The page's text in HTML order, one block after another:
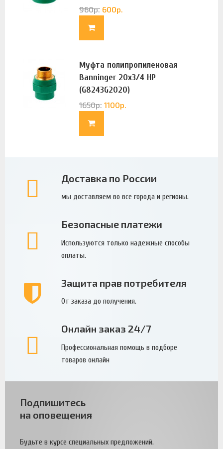
960р. 600р.
Муфта полипропиленовая
Banninger 20х3/4 НР
(G8243G2020)
1650р. 1100р.
Доставка по России
мы доставляем во все города и регионы.
Безопасные платежи
Используются только надежные способы
оплаты.
Защита прав потребителя
От заказа до получения.
Онлайн заказ 24/7
Профессиональная помощь в подборе
товаров онлайн
Подпишитесь
на оповещения
Будьте в курсе специальных предложений.